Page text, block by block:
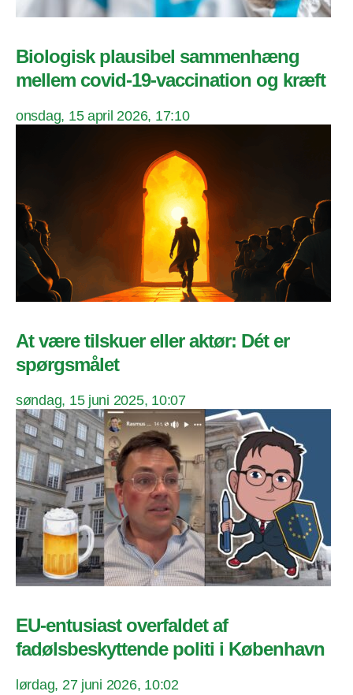
Biologisk plausibel sammenhæng
mellem covid-19-vaccination og kræft
onsdag, 15 april 2026, 17:10
At være tilskuer eller aktør: Dét er
spørgsmålet
søndag, 15 juni 2025, 10:07
EU-entusiast overfaldet af
fadølsbeskyttende politi i København
lørdag, 27 juni 2026, 10:02